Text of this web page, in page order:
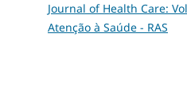
Journal of Health Care:
Atenção à Saúde - RAS